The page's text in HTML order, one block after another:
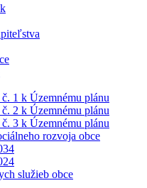
1 k Územnému plánu
2 k Územnému plánu
3 k Územnému plánu
rozvoja obce
služieb obce